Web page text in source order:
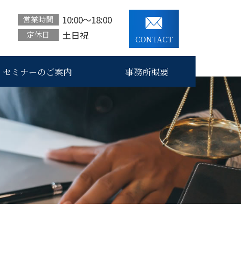
営業時間 10:00～18:00
定休日 土日祝 CONTACT
セミナーのご案内 事務所概要